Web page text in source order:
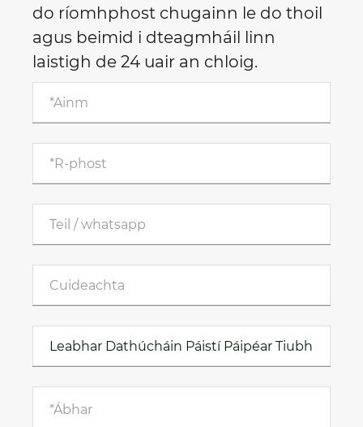
do ríomhphost chugainn le do thoil
agus beimid i dteagmháil linn
laistigh de 24 uair an chloig.